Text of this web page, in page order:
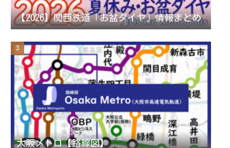
n
e
【2026】関西鉄道「お盆ダイヤ」情報まとめ
大阪メトロ【路線図】